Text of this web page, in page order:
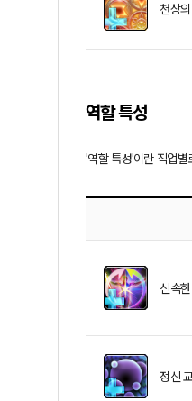
천상
역할 특성
'역할 특성'이란 직업별
신속
정신